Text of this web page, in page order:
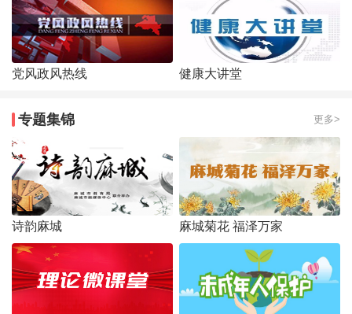
党风政风热线 健康大讲堂
专题集锦 更多>
诗韵麻城 麻城菊花 福泽万家